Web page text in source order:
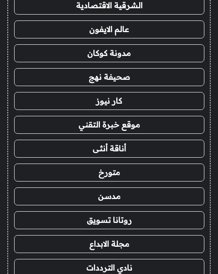
الشرقية الاقتصادية
عالم الايفون
مدونة كوكان
صحيفة نهج
كار نيوز
موقع خبرة التقني
أناقة أنثى
متورخ
مدسن
روتانا تسويق
مجلة الابداع
نادي الترددات